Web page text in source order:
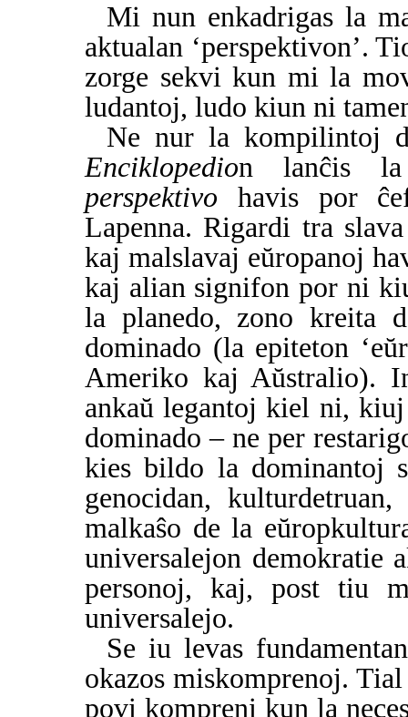
Mi nun enkadrigas la
aktualan ‘perspektivon’.
zorge sekvi kun mi la
ludantoj, ludo kiun ni
Ne nur la kompilintoj
Enciklopedion lanĉis
perspektivo havis por
Lapenna. Rigardi tra
kaj malslavaj eŭropanoj
kaj alian signifon por ni
la planedo, zono kreita
dominado (la epiteton
Ameriko kaj Aŭstralio).
ankaŭ legantoj kiel ni,
dominado – ne per
kies bildo la dominantoj
genocidan,
malkaŝo de la
universalejon demokratie
personoj, kaj, post tiu
universalejo.
Se iu levas
okazos miskomprenoj.
povi kompreni kun la